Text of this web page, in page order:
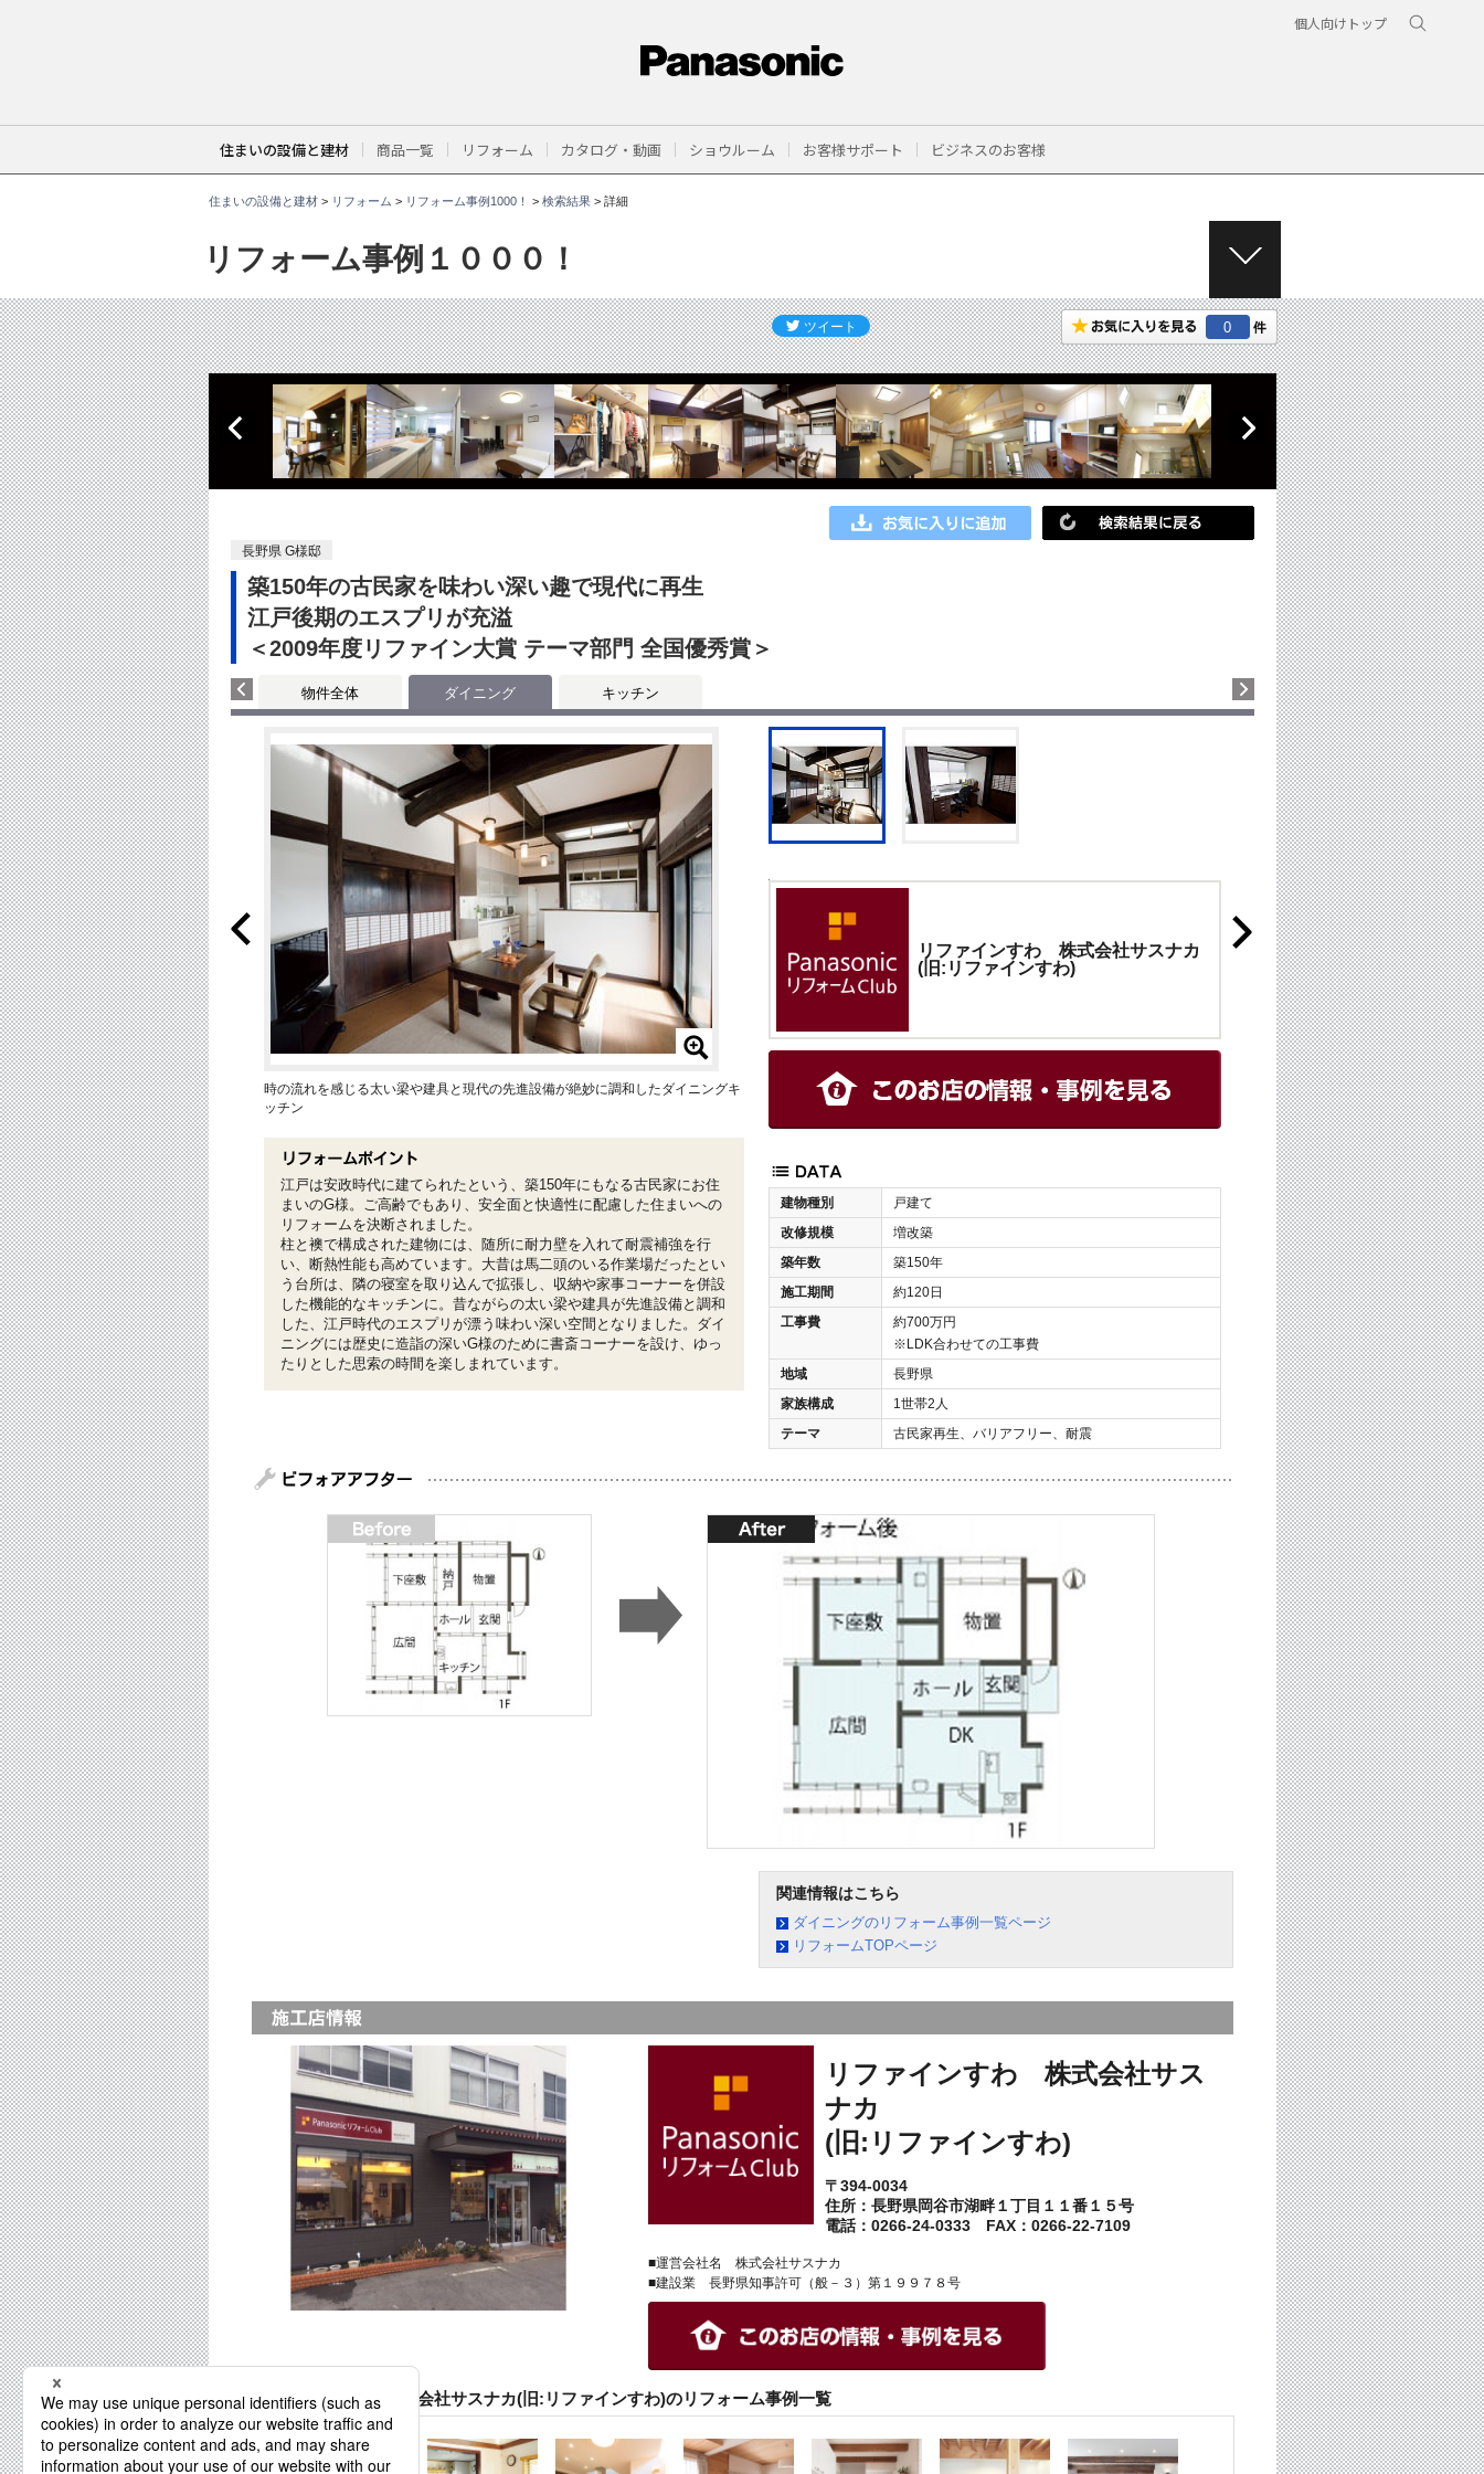
個人向けトップ
住まいの設備と建材 商品一覧 リフォーム カタログ・動画 ショウルーム お客様サポート ビジネスのお客様
住まいの設備と建材> リフォーム > リフォーム事例1000！ > 検索結果> 詳細
リフォーム事例１０００！
E
N
。
0
長野県 G様邸
築150年の古民家を味わい深い趣で現代に再生
江戸後期のエスプリが充溢
＜2009年度リファイン大賞 テーマ部門 全国優秀賞＞
物件全体 ダイニング キッチン
リファインすわ 株式会社サスナカ
(旧:リファインすわ)
建物種別
戸建て
改修規模
増改築
築年数
築150年
施工期間
約120日
工事費
約700万円
※LDK合わせての工事費
地域
長野県
家族構成
1世帯2人
テーマ
古民家再生、バリアフリー、耐震
時の流れを感じる太い梁や建具と現代の先進設備が絶妙に調和したダイニングキ
ッチン
江戸は安政時代に建てられたという、築150年にもなる古民家にお住
まいのG様。ご高齢でもあり、安全面と快適性に配慮した住まいへの
リフォームを決断されました。
柱と襖で構成された建物には、随所に耐力壁を入れて耐震補強を行
い、断熱性能も高めています。大昔は馬二頭のいる作業場だったとい
う台所は、隣の寝室を取り込んで拡張し、収納や家事コーナーを併設
した機能的なキッチンに。昔ながらの太い梁や建具が先進設備と調和
した、江戸時代のエスプリが漂う味わい深い空間となりました。ダイ
ニングには歴史に造詣の深いG様のために書斎コーナーを設け、ゆっ
たりとした思索の時間を楽しまれています。
関連情報はこちら
ダイニングのリフォーム事例一覧ページ
リフォームTOPページ
リファインすわ 株式会社サス
ナカ
(旧:リファインすわ)
〒394-0034
住所：長野県岡谷市湖畔１丁目１１番１５号
電話：0266-24-0333 FAX：0266-22-7109
■運営会社名 株式会社サスナカ
■建設業 長野県知事許可（般－３）第１９９７８号
リファインすわ 株式会社サスナカ(旧:リファインすわ)のリフォーム事例一覧